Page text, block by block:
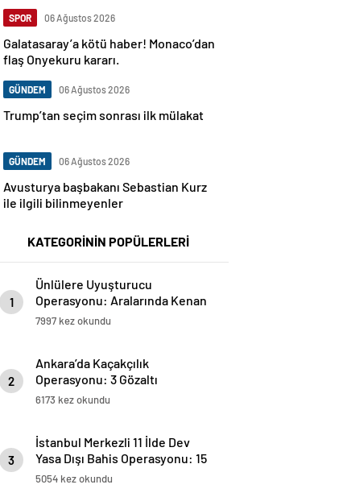
SPOR 06 Ağustos 2026
Galatasaray’a kötü haber! Monaco’dan
flaş Onyekuru kararı.
GÜNDEM 06 Ağustos 2026
Trump’tan seçim sonrası ilk mülakat
GÜNDEM 06 Ağustos 2026
Avusturya başbakanı Sebastian Kurz
ile ilgili bilinmeyenler
KATEGORİNİN POPÜLERLERİ
1
Ünlülere Uyuşturucu
Operasyonu: Aralarında Kenan
Doğulu Ve Enis Arıkan’ın Da
7997 kez okundu
2
Ankara’da Kaçakçılık
Operasyonu: 3 Gözaltı
6173 kez okundu
3
İstanbul Merkezli 11 İlde Dev
Yasa Dışı Bahis Operasyonu: 15
Milyar Liralık İşlem Hacmi
5054 kez okundu